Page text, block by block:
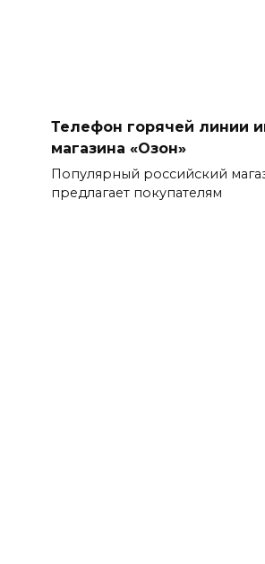
Телефон горячей линии
магазина «Озон»
Популярный российский
предлагает покупателям